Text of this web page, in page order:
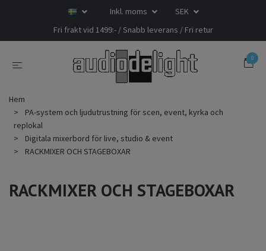
Inkl. moms
SEK
Fri frakt vid 1499:- / Snabb leverans / Fri retur
0
Hem
PA-system och ljudutrustning för scen, event, kyrka och
replokal
Digitala mixerbord för live, studio & event
RACKMIXER OCH STAGEBOXAR
RACKMIXER OCH STAGEBOXAR